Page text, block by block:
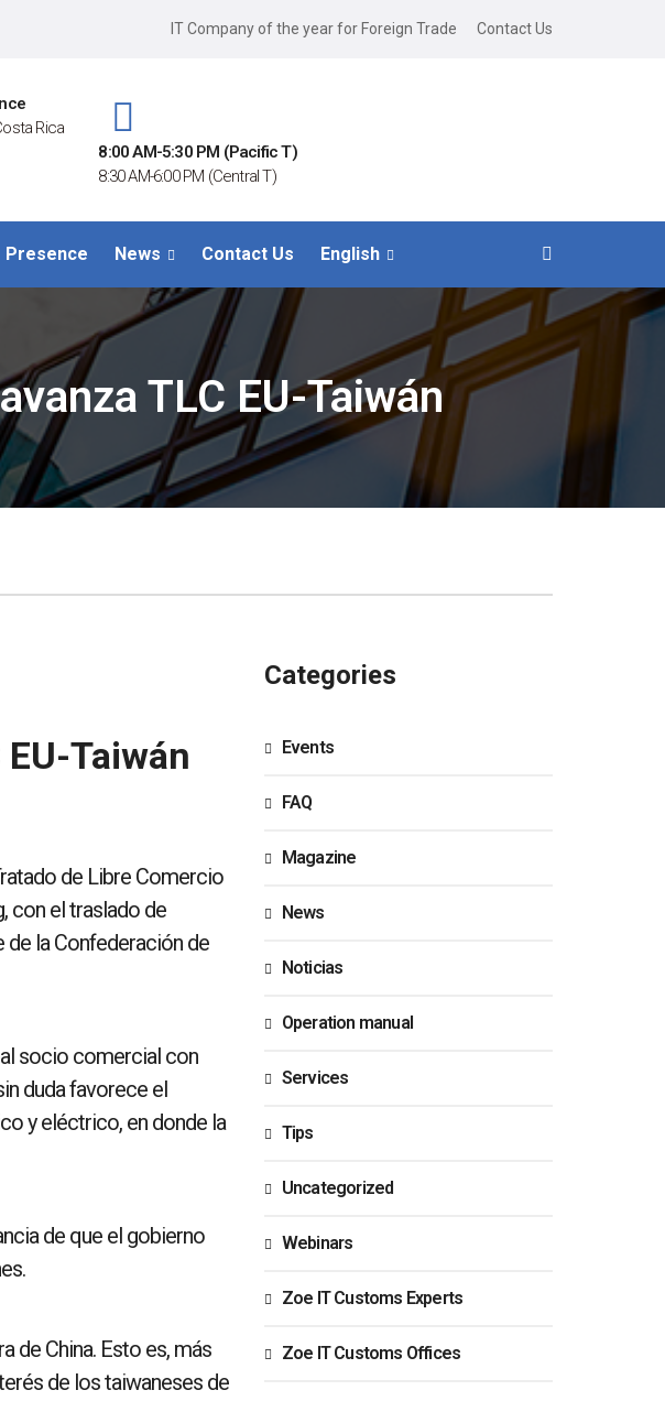
IT Company of the year for Foreign Trade Contact Us
Rica
8:00 AM-5:30 PM (Pacific T)
8:30 AM-6:00 PM (Central T)
Presence News Contact Us English
TLC EU-Taiwán
Taiwán
de Libre Comercio
con el traslado de
la Confederación de
socio comercial con
duda favorece el
y eléctrico, en donde la
de que el gobierno
de China. Esto es, más
de los taiwaneses de
Categories
Events
FAQ
Magazine
News
Noticias
Operation manual
Services
Tips
Uncategorized
Webinars
Zoe IT Customs Experts
Zoe IT Customs Offices